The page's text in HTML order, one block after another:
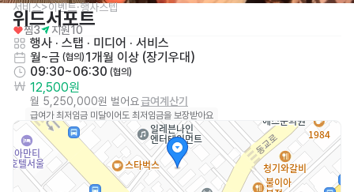
서비스>이벤트·행사스텝
위드서포트
찜3 지원10
행사 · 스탭 · 미디어 · 서비스
월~금 (협의) 1개월 이상 (장기우대)
09:30~06:30 (협의)
12,500원
월 5,250,000원 벌어요급여계산기
급여가 최저임금 미달이어도 최저임금을 보장받아요